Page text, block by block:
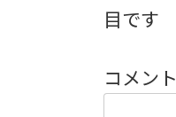
目です
コメント